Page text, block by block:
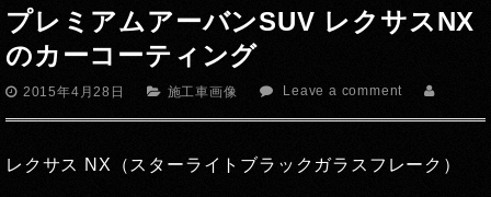
プレミアムアーバンSUV レクサスNX
のカーコーティング
2015年4月28日 施工車画像 Leave a comment
レクサス NX（スターライトブラックガラスフレーク）